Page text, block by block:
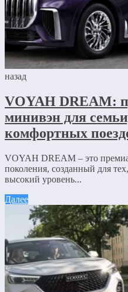
назад
VOYAH DREAM:
минивэн для
комфортных
VOYAH DREAM – это
поколения, созданный для
высокий уровень...
Далее